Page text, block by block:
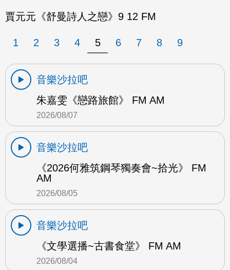
賈元元《舒曼詩人之戀》9 12 FM
1 2 3 4 5 6 7 8 9
音樂沙拉吧
朱嘉雯《戀路旅館》 FM AM
2026/08/07
音樂沙拉吧
《2026何雅筑鋼琴獨奏會~拾光》 FM
AM
2026/08/05
音樂沙拉吧
《文學選播~古書食堂》 FM AM
2026/08/04